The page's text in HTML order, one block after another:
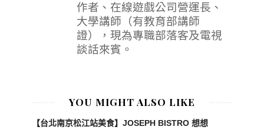
作者、在線遊戲公司營運長、
大學講師（有教育部講師
證），現為專職部落客及電視
談話來賓。
YOU MIGHT ALSO LIKE
【台北南京松江站美食】JOSEPH BISTRO 想想